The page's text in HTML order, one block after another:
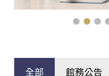
全部 館務公告